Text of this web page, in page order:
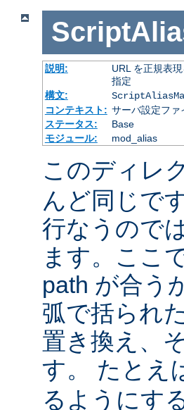
説明:
URL を正規表
指定
構文:
コンテキスト: サーバ設定ファ
ステータス:
Base
モジュール:
mod_alias
このディレ
んど同じで
行なうので
ます。ここ
path が合う
弧で括られ
置き換え、
す。 たとえ
るようにす